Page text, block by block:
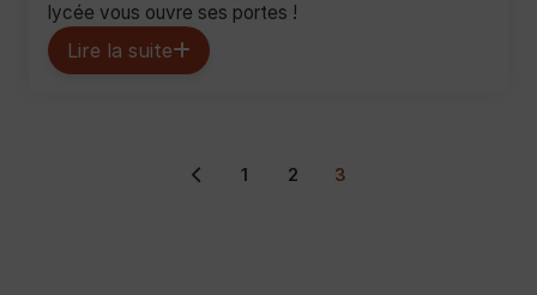
lycée vous ouvre ses portes !
Lire la suite
1 2 3